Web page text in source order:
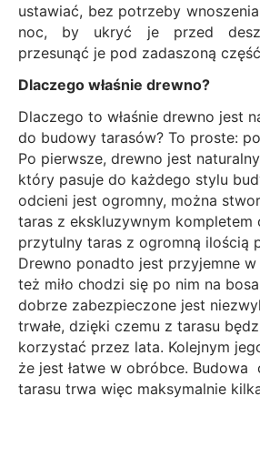
ustawiać, bez potrzeby
noc, by ukryć je przed
przesunąć je pod zadaszoną
Dlaczego właśnie drewno?
Dlaczego to właśnie drewno jest
do budowy tarasów? To proste:
Po pierwsze, drewno jest
który pasuje do każdego stylu
odcieni jest ogromny, można
taras z ekskluzywnym kompletem
przytulny taras z ogromną ilością
Drewno ponadto jest przyjemne
też miło chodzi się po nim na
dobrze zabezpieczone jest
trwałe, dzięki czemu z tarasu
korzystać przez lata. Kolejnym
że jest łatwe w obróbce. Budowa
tarasu trwa więc maksymalnie